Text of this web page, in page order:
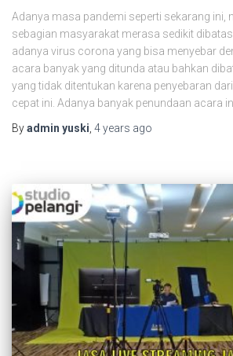
Adanya masa pandemi seperti sekarang ini,
sebagian masyarakat merasa sedikit
adanya virus corona yang bisa menyebar
acara banyak yang ditunda atau bahkan
yang tidak ditentukan karena penyebaran
cepat ini. Adanya banyak penundaan acara
Byadmin yuski 4 years ago